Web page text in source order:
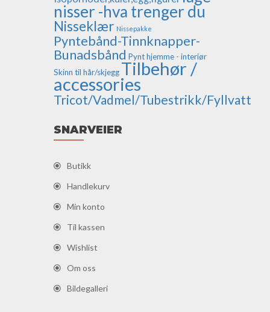
nisser -hva trenger du
Nisseklær Nissepakke
Pyntebånd-Tinnknapper-
Bunadsbånd Pynt hjemme - interiør
Skinn til hår/skjegg Tilbehør /
accessories
Tricot/Vadmel/Tubestrikk/Fyllvatt
SNARVEIER
Butikk
Handlekurv
Min konto
Til kassen
Wishlist
Om oss
Bildegalleri